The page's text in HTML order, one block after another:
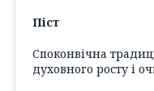
Піст
Споконвічна
духовного росту і